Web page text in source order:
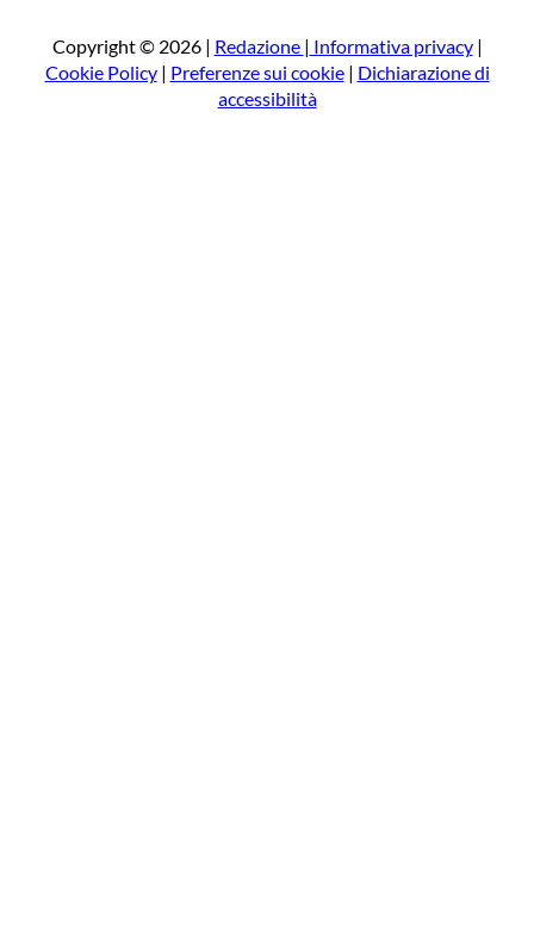
a
Copyright © 2026 | Redazione | Informativa privacy|
Cookie Policy| Preferenze sui cookie| Dichiarazione di
accessibilità